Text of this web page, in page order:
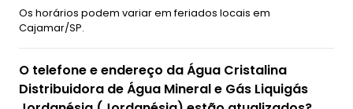
Os horários podem variar em feriados locais em
Cajamar/SP.
O telefone e endereço da Água Cristalina
Distribuidora de Água Mineral e Gás Liquigás